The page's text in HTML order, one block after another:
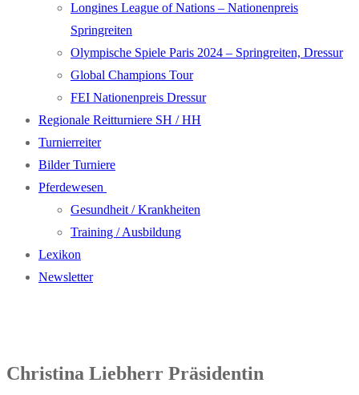
Longines League of Nations – Nationenpreis
Springreiten
Olympische Spiele Paris 2024 – Springreiten, Dressur
Global Champions Tour
FEI Nationenpreis Dressur
Regionale Reitturniere SH / HH
Turnierreiter
Bilder Turniere
Pferdewesen
Gesundheit / Krankheiten
Training / Ausbildung
Lexikon
Newsletter
Christina Liebherr Präsidentin